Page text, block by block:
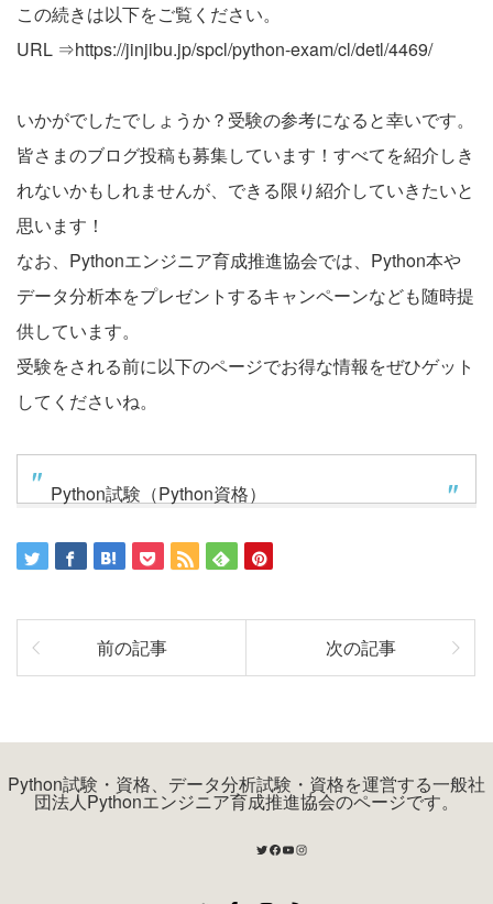
この続きは以下をご覧ください。
URL ⇒https://jinjibu.jp/spcl/python-exam/cl/detl/4469/
いかがでしたでしょうか？受験の参考になると幸いです。
皆さまのブログ投稿も募集しています！すべてを紹介しき
れないかもしれませんが、できる限り紹介していきたいと
思います！
なお、Pythonエンジニア育成推進協会では、Python本や
データ分析本をプレゼントするキャンペーンなども随時提
供しています。
受験をされる前に以下のページでお得な情報をぜひゲット
してくださいね。
Python試験（Python資格）
前の記事 次の記事
Python試験・資格、データ分析試験・資格を運営する一般社
団法人Pythonエンジニア育成推進協会のページです。
Twitter
Facebook
YouTube
Instagram
RSS